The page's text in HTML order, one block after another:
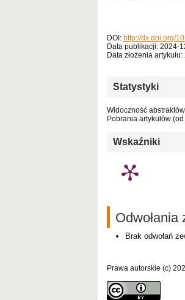
DOI: http://dx.doi.org/
Data publikacji: 2024-
Data złożenia
Statystyki
Widoczność
Pobrania artykułów
Wskaźniki
Odwołania
Brak odwołań
Prawa autorskie (c)